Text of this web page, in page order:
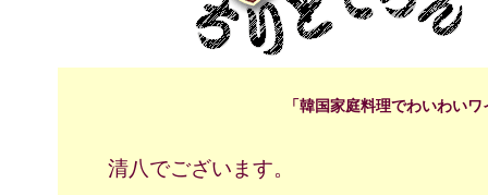
「韓国家庭料理でわいわい
清八でございます。